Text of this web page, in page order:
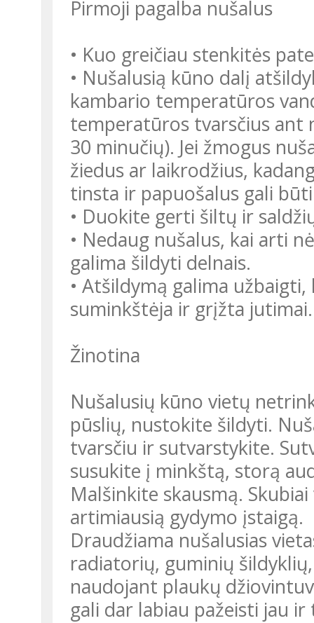
Pirmoji pagalba nušalus
• Kuo greičiau stenkitės
• Nušalusią kūno dalį
kambario temperatūros
temperatūros tvarsčius ant
30 minučių). Jei žmogus
žiedus ar laikrodžius,
tinsta ir papuošalus gali
• Duokite gerti šiltų ir
• Nedaug nušalus, kai arti
galima šildyti delnais.
• Atšildymą galima
suminkštėja ir grįžta jutimai.
Žinotina
Nušalusių kūno vietų
pūslių, nustokite šildyti.
tvarsčiu ir sutvarstykite.
susukite į minkštą, storą
Malšinkite skausmą.
artimiausią gydymo įstaigą.
Draudžiama nušalusias
radiatorių, guminių
naudojant plaukų
gali dar labiau pažeisti jau